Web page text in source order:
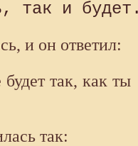
и он ответил:
так, как ты
так: